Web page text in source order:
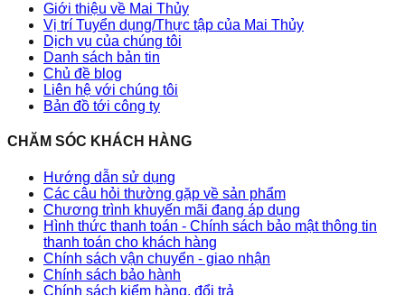
Giới thiệu về Mai Thủy
Vị trí Tuyển dụng/Thực tập của Mai Thủy
Dịch vụ của chúng tôi
Danh sách bản tin
Chủ đề blog
Liên hệ với chúng tôi
Bản đồ tới công ty
CHĂM SÓC KHÁCH HÀNG
Hướng dẫn sử dụng
Các câu hỏi thường gặp về sản phẩm
Chương trình khuyến mãi đang áp dụng
Hình thức thanh toán - Chính sách bảo mật thông tin
thanh toán cho khách hàng
Chính sách vận chuyển - giao nhận
Chính sách bảo hành
Chính sách kiểm hàng, đổi trả